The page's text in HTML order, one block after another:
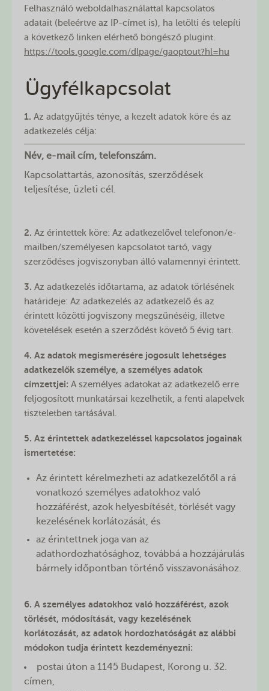
Felhasználó weboldalhasználattal kapcsolatos
adatait (beleértve az IP-címet is), ha letölti és telepíti
a következő linken elérhető böngésző plugint.
https://tools.google.com/dlpage/gaoptout?hl=hu
Ügyfélkapcsolat
1. Az adatgyűjtés ténye, a kezelt adatok köre és az
adatkezelés célja:
Név, e-mail cím, telefonszám.
Kapcsolattartás, azonosítás, szerződések
teljesítése, üzleti cél.
2. Az érintettek köre: Az adatkezelővel telefonon/e-
mailben/személyesen kapcsolatot tartó, vagy
szerződéses jogviszonyban álló valamennyi érintett.
3. Az adatkezelés időtartama, az adatok törlésének
határideje: Az adatkezelés az adatkezelő és az
érintett közötti jogviszony megszűnéséig, illetve
követelések esetén a szerződést követő 5 évig tart.
4. Az adatok megismerésére jogosult lehetséges
adatkezelők személye, a személyes adatok
címzettjei: A személyes adatokat az adatkezelő erre
feljogosított munkatársai kezelhetik, a fenti alapelvek
tiszteletben tartásával.
5. Az érintettek adatkezeléssel kapcsolatos jogainak
ismertetése:
Az érintett kérelmezheti az adatkezelőtől a rá
vonatkozó személyes adatokhoz való
hozzáférést, azok helyesbítését, törlését vagy
kezelésének korlátozását, és
az érintettnek joga van az
adathordozhatósághoz, továbbá a hozzájárulás
bármely időpontban történő visszavonásához.
6. A személyes adatokhoz való hozzáférést, azok
törlését, módosítását, vagy kezelésének
korlátozását, az adatok hordozhatóságát az alábbi
módokon tudja érintett kezdeményezni:
postai úton a 1145 Budapest, Korong u. 32.
címen,